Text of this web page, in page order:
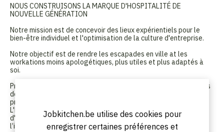
NOUS CONSTRUISONS LA MARQUE D'HOSPITALITÉ DE
NOUVELLE GÉNÉRATION
Notre mission est de concevoir des lieux expérientiels pour le
bien-être individuel et l'optimisation de la culture d'entreprise.
Notre objectif est de rendre les escapades en ville at les
workations moins apologétiques, plus utiles et plus adaptés à
soi.
Propriétés modernes et lieux décalés plongeant les clients dans
des expériences locales. Une combinaison d’espaces publics et
privés oscillant entre communauté et réflexion tranquille.
L'hospitalité transcende le tout et procure un sentiment
d'identité. Un service adapté et mettant l’accent sur
l’intelligence émotionnelle de nos clients et de nos employées.
Jobkitchen.be utilise des cookies pour
enregistrer certaines préférences et